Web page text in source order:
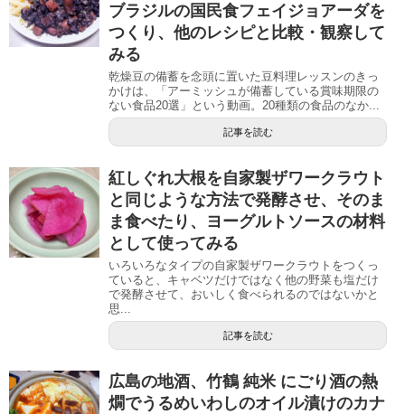
ブラジルの国民食フェイジョアーダを
つくり、他のレシピと比較・観察して
みる
乾燥豆の備蓄を念頭に置いた豆料理レッスンのきっ
かけは、「アーミッシュが備蓄している賞味期限の
ない食品20選」という動画。20種類の食品のなか...
記事を読む
紅しぐれ大根を自家製ザワークラウト
と同じような方法で発酵させ、そのま
ま食べたり、ヨーグルトソースの材料
として使ってみる
いろいろなタイプの自家製ザワークラウトをつくっ
ていると、キャベツだけではなく他の野菜も塩だけ
で発酵させて、おいしく食べられるのではないかと
思...
記事を読む
広島の地酒、竹鶴 純米 にごり酒の熱
燗でうるめいわしのオイル漬けのカナ